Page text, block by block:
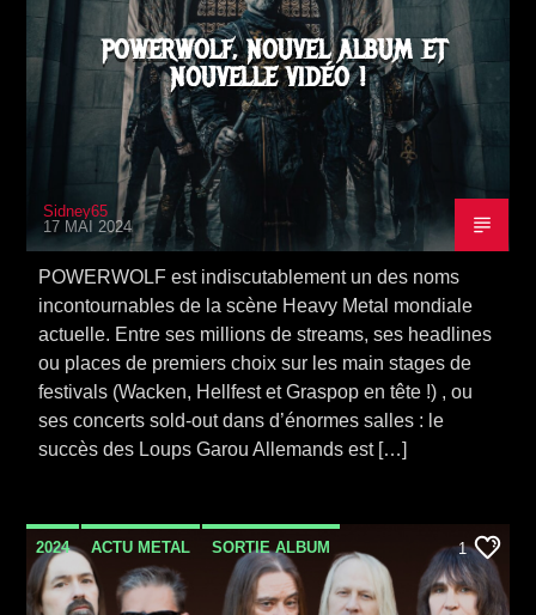
POWERWOLF, NOUVEL ALBUM ET
NOUVELLE VIDÉO !
Sidney65
17 MAI 2024
POWERWOLF est indiscutablement un des noms
incontournables de la scène Heavy Metal mondiale
actuelle. Entre ses millions de streams, ses headlines
ou places de premiers choix sur les main stages de
festivals (Wacken, Hellfest et Graspop en tête !) , ou
ses concerts sold-out dans d’énormes salles : le
succès des Loups Garou Allemands est […]
2024 ACTU METAL SORTIE ALBUM 1